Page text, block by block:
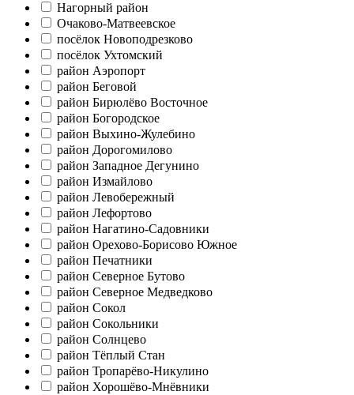
Нагорный район
Очаково-Матвеевское
посёлок Новоподрезково
посёлок Ухтомский
район Аэропорт
район Беговой
район Бирюлёво Восточное
район Богородское
район Выхино-Жулебино
район Дорогомилово
район Западное Дегунино
район Измайлово
район Левобережный
район Лефортово
район Нагатино-Садовники
район Орехово-Борисово Южное
район Печатники
район Северное Бутово
район Северное Медведково
район Сокол
район Сокольники
район Солнцево
район Тёплый Стан
район Тропарёво-Никулино
район Хорошёво-Мнёвники